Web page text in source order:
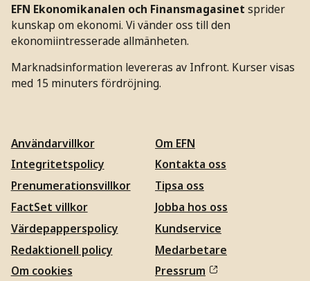
EFN Ekonomikanalen och Finansmagasinet sprider
kunskap om ekonomi. Vi vänder oss till den
ekonomiintresserade allmänheten.
Marknadsinformation levereras av Infront. Kurser visas
med 15 minuters fördröjning.
Användarvillkor
Integritetspolicy
Prenumerationsvillkor
FactSet villkor
Värdepapperspolicy
Redaktionell policy
Om cookies
Om EFN
Kontakta oss
Tipsa oss
Jobba hos oss
Kundservice
Medarbetare
Pressrum